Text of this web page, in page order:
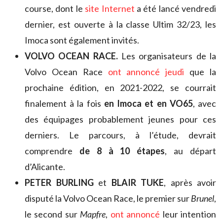
course, dont le site Internet a été lancé vendredi
dernier, est ouverte à la classe Ultim 32/23, les
Imoca sont également invités.
VOLVO OCEAN RACE. Les organisateurs de la
Volvo Ocean Race ont annoncé jeudi que la
prochaine édition, en 2021-2022, se courrait
finalement à la fois en Imoca et en VO65, avec
des équipages probablement jeunes pour ces
derniers. Le parcours, à l’étude, devrait
comprendre de 8 à 10 étapes, au départ
d’Alicante.
PETER BURLINGet BLAIR TUKE, après avoir
disputé la Volvo Ocean Race, le premier surBrunel,
le second sur Mapfre, ont annoncé leur intention